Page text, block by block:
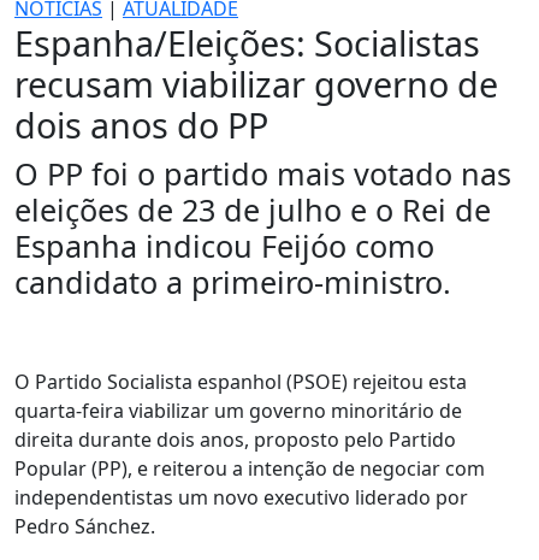
NOTÍCIAS | ATUALIDADE
Espanha/Eleições: Socialistas
recusam viabilizar governo de
dois anos do PP
O PP foi o partido mais votado nas
eleições de 23 de julho e o Rei de
Espanha indicou Feijóo como
candidato a primeiro-ministro.
O Partido Socialista espanhol (PSOE) rejeitou esta
quarta-feira viabilizar um governo minoritário de
direita durante dois anos, proposto pelo Partido
Popular (PP), e reiterou a intenção de negociar com
independentistas um novo executivo liderado por
Pedro Sánchez.